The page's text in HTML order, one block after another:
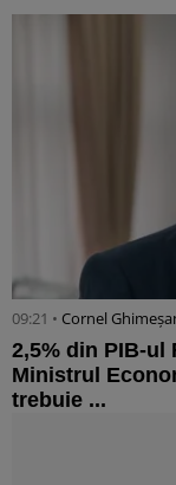
09:21 • Cornel
2,5% din PIB-ul
Ministrul
trebuie ...